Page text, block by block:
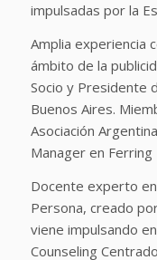
impulsadas por la
Amplia experiencia
ámbito de la
Socio y Presidente
Buenos Aires.
Asociación
Manager en Ferring
Docente experto
Persona, creado
viene impulsando
Counseling